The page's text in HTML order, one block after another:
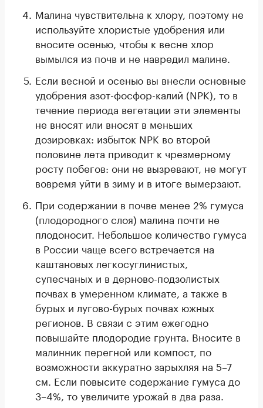
Малина чувствительна к хлору, поэтому не
используйте хлористые удобрения или
вносите осенью, чтобы к весне хлор
вымылся из почв и не навредил малине.
Если весной и осенью вы внесли основные
удобрения азот-фосфор-калий (NPK), то в
течение периода вегетации эти элементы
не вносят или вносят в меньших
дозировках: избыток NPK во второй
половине лета приводит к чрезмерному
росту побегов: они не вызревают, не могут
вовремя уйти в зиму и в итоге вымерзают.
При содержании в почве менее 2% гумуса
(плодородного слоя) малина почти не
плодоносит. Небольшое количество гумуса
в России чаще всего встречается на
каштановых легкосуглинистых,
супесчаных и в дерново-подзолистых
почвах в умеренном климате, а также в
бурых и лугово-бурых почвах южных
регионов. В связи с этим ежегодно
повышайте плодородие грунта. Вносите в
малинник перегной или компост, по
возможности аккуратно зарыхляя на 5–7
см. Если повысите содержание гумуса до
3–4%, то увеличите урожай в два раза.